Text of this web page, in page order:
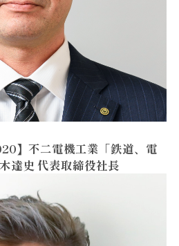
】不二電機工業「鉄道、電
達史 代表取締役社長